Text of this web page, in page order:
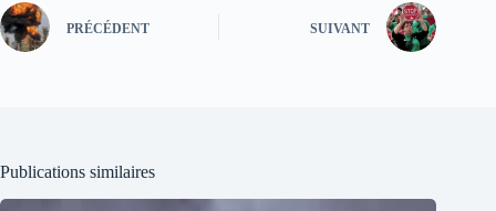
PRÉCÉDENT SUIVANT
Publications similaires